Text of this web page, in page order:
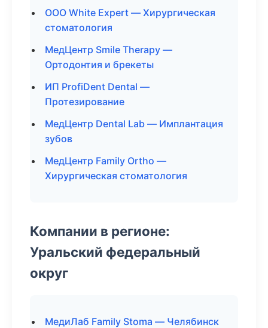
ООО White Expert — Хирургическая
стоматология
МедЦентр Smile Therapy —
Ортодонтия и брекеты
ИП ProfiDent Dental —
Протезирование
МедЦентр Dental Lab — Имплантация
зубов
МедЦентр Family Ortho —
Хирургическая стоматология
Компании в регионе:
Уральский федеральный
округ
МедиЛаб Family Stoma — Челябинск